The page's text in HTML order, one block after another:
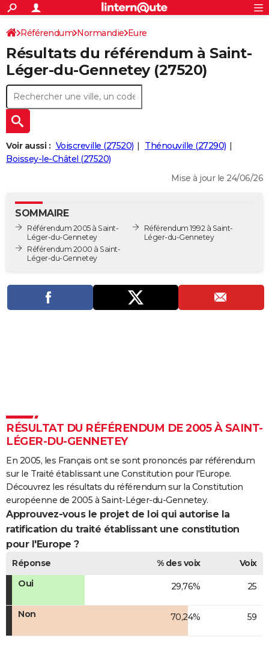
ACTUALITÉS
Politique
Société
Faits Divers
Education
Monde
Villes
+
SPORT
Coupe du monde 2026
Football
Tennis
Cyclisme
Rugby
Forum
CULTURE
Programme TV
TNT
Streaming
Cinéma
Sorties cinéma
Musique
+
FINANCE
Retraite
Impôts
Epargne
Immobilier
Risques naturels par ville
Banque
Assurance
Crédit
AUTO
Essais
Réserver un essai
Citadines
Berlines
SUV
Forum auto
+
HIGH-TECH
Mobiles
Meilleur smartphone
Internet
Ordinateurs
Jeux vidéo
Guide high-tech
+
BRICOLAGE
Guides de France
Escapades
Patrimoine
Expositions
Musées
Week-end nature
LIFESTYLE
Art de vivre
Bien-être
Loisirs
ModeModes de vie
SANTE
Alimentation
Guide de la santé
Maladies
Médicaments
Sommeil
VOYAGE
PHOTO
GUIDES D'ACHAT
COPAINS D'AVANT
FORUM
Bricolage
Lifestyle
Culture
Sport
Auto
Television
Voyage
Cinema
S'inscrire
Connexion
Référendum Normandie Eure
Saint-Léger-du-Gennetey
Résultats du référendum à Saint-
Léger-du-Gennetey (27520)
Voir aussi : Voiscreville (27520)
Thénouville (27290)
Boissey-le-Châtel (27520)
Mise à jour le 24/06/26
SOMMAIRE
Référendum 2005 à Saint-
Léger-du-Gennetey
Référendum 2000 à Saint-
Léger-du-Gennetey
Référendum 1992 à Saint-
Léger-du-Gennetey
RÉSULTAT DU RÉFÉRENDUM DE 2005 À SAINT-
LÉGER-DU-GENNETEY
En 2005, les Français ont se sont prononcés par référendum
sur le Traité établissant une Constitution pour l'Europe.
Découvrez les résultats du référendum sur la Constitution
européenne de 2005 à Saint-Léger-du-Gennetey.
Approuvez-vous le projet de loi qui autorise la
ratification du traité établissant une constitution
pour l'Europe ?
Réponse % des voix
Voix
Oui
29,76% 25
Non 70,24% 59